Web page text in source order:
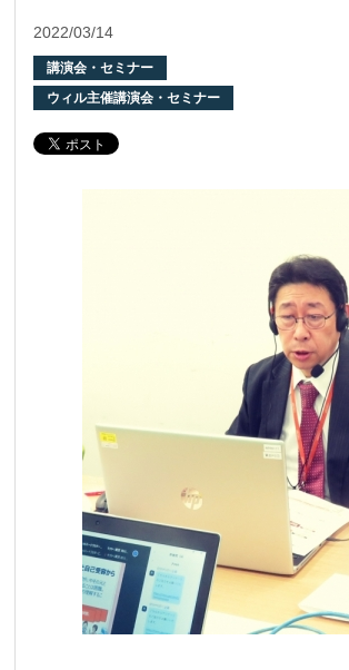
2022/03/14
講演会・セミナー
ウィル主催講演会・セミナー